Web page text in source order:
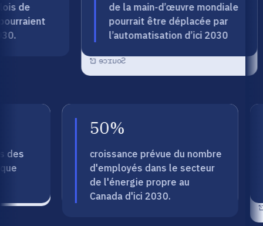
de
de la main-d’œuvre mondiale
pourrait être déplacée par
l’automatisation d’ici 2030
de personnes dans le monde
sera touché par les progrès
Source
des
50%
croissance prévue du nombre
d'employés dans le secteur
de l'énergie propre au
Canada d'ici 2030.
propre passera de 430 500 à
639 200 personnes.
Source